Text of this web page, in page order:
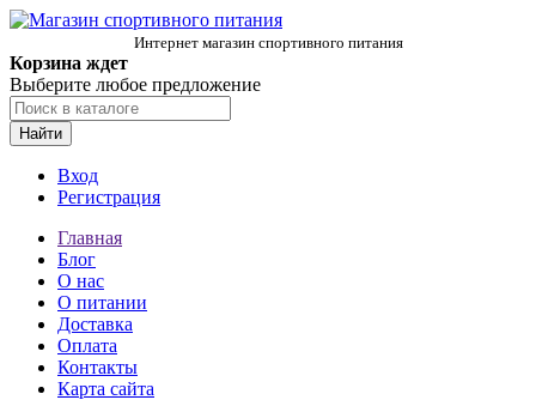
Интернет магазин спортивного питания
Корзина ждет
Выберите любое предложение
Найти
Вход
Регистрация
Главная
Блог
О нас
О питании
Доставка
Оплата
Контакты
Карта сайта